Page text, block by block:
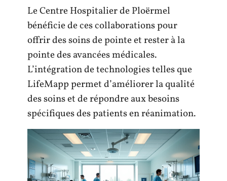
Le Centre Hospitalier de Ploërmel
bénéficie de ces collaborations pour
offrir des soins de pointe et rester à la
pointe des avancées médicales.
L’intégration de technologies telles que
LifeMapp permet d’améliorer la qualité
des soins et de répondre aux besoins
spécifiques des patients en réanimation.